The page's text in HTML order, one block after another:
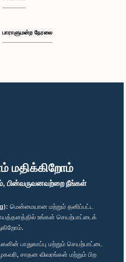
மதிக்கிறோம்
பின்வருவனவற்றை நீங்கள்
மென்மையான மற்றும் தனிப்பட்ட
உங்கள் செயற்பாட்டைக்
பாதுகாப்பு மற்றும் செயற்பாட்டை
சாதன விவரங்கள் மற்றும் பிற
பாராளுமன்ற நேரலை